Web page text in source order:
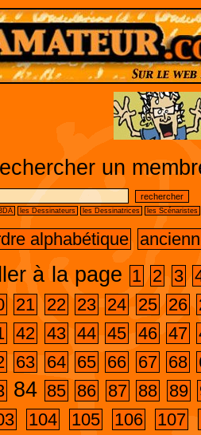
un
les Dessinateurs les Dessinatrices les Scénaristes
alphabétique
à la page 1 2 3
21 22 23 24 25 26
42 43 44 45 46 47
63 64 65 66 67 68
84 85 86 87 88 89
104 105 106 107